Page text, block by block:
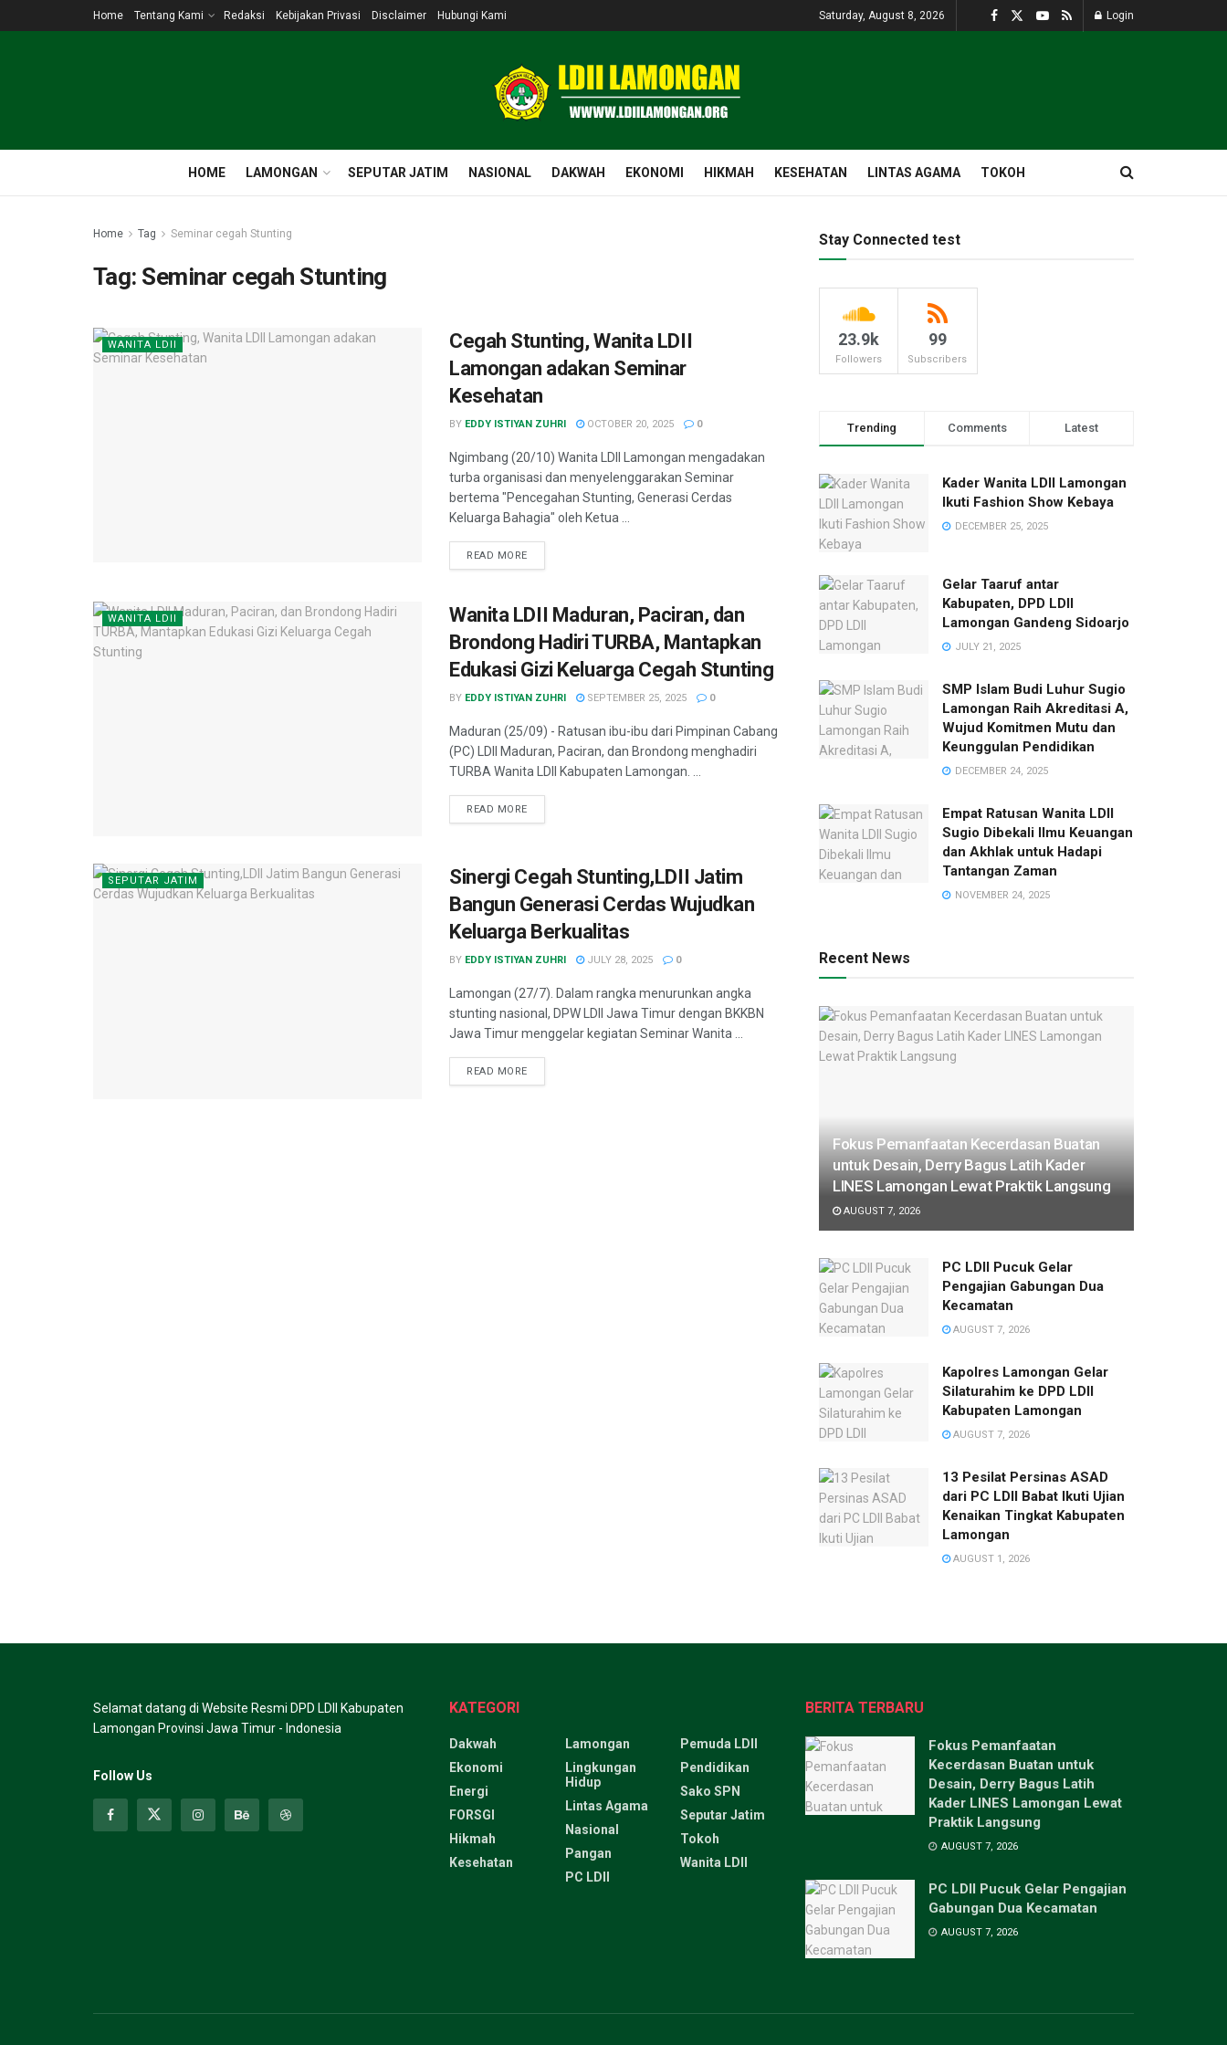
Home Tentang Kami Redaksi Kebijakan Privasi Disclaimer Hubungi Kami Saturday, August 8, 2026 Login
HOME LAMONGAN SEPUTAR JATIM NASIONAL DAKWAH EKONOMI HIKMAH KESEHATAN LINTAS AGAMA TOKOH
Home Tag Seminar cegah Stunting
Tag: Seminar cegah Stunting
WANITA LDII
Cegah Stunting, Wanita LDII
Lamongan adakan Seminar
Kesehatan
BY EDDY ISTIYAN ZUHRI OCTOBER 20, 2025 0
Ngimbang (20/10) Wanita LDII Lamongan mengadakan
turba organisasi dan menyelenggarakan Seminar
bertema "Pencegahan Stunting, Generasi Cerdas
Keluarga Bahagia" oleh Ketua ...
READ MORE
WANITA LDII
Wanita LDII Maduran, Paciran, dan
Brondong Hadiri TURBA, Mantapkan
Edukasi Gizi Keluarga Cegah Stunting
BY EDDY ISTIYAN ZUHRI SEPTEMBER 25, 2025 0
Maduran (25/09) - Ratusan ibu-ibu dari Pimpinan Cabang
(PC) LDII Maduran, Paciran, dan Brondong menghadiri
TURBA Wanita LDII Kabupaten Lamongan. ...
READ MORE
SEPUTAR JATIM
Sinergi Cegah Stunting,LDII Jatim
Bangun Generasi Cerdas Wujudkan
Keluarga Berkualitas
BY EDDY ISTIYAN ZUHRI JULY 28, 2025 0
Lamongan (27/7). Dalam rangka menurunkan angka
stunting nasional, DPW LDII Jawa Timur dengan BKKBN
Jawa Timur menggelar kegiatan Seminar Wanita ...
READ MORE
Stay Connected test
23.9k
Followers
99
Subscribers
Trending Comments Latest
Kader Wanita LDII Lamongan
Ikuti Fashion Show Kebaya
DECEMBER 25, 2025
Gelar Taaruf antar
Kabupaten, DPD LDII
Lamongan Gandeng Sidoarjo
JULY 21, 2025
SMP Islam Budi Luhur Sugio
Lamongan Raih Akreditasi A,
Wujud Komitmen Mutu dan
Keunggulan Pendidikan
DECEMBER 24, 2025
Empat Ratusan Wanita LDII
Sugio Dibekali Ilmu Keuangan
dan Akhlak untuk Hadapi
Tantangan Zaman
NOVEMBER 24, 2025
Recent News
Fokus Pemanfaatan Kecerdasan Buatan
untuk Desain, Derry Bagus Latih Kader
LINES Lamongan Lewat Praktik Langsung
AUGUST 7, 2026
PC LDII Pucuk Gelar
Pengajian Gabungan Dua
Kecamatan
AUGUST 7, 2026
Kapolres Lamongan Gelar
Silaturahim ke DPD LDII
Kabupaten Lamongan
AUGUST 7, 2026
13 Pesilat Persinas ASAD
dari PC LDII Babat Ikuti Ujian
Kenaikan Tingkat Kabupaten
Lamongan
AUGUST 1, 2026
Selamat datang di Website Resmi DPD LDII Kabupaten
Lamongan Provinsi Jawa Timur - Indonesia
Follow Us
KATEGORI
Dakwah
Ekonomi
Energi
FORSGI
Hikmah
Kesehatan
Lamongan
Lingkungan
Hidup
Lintas Agama
Nasional
Pangan
PC LDII
Pemuda LDII
Pendidikan
Sako SPN
Seputar Jatim
Tokoh
Wanita LDII
BERITA TERBARU
Fokus Pemanfaatan
Kecerdasan Buatan untuk
Desain, Derry Bagus Latih
Kader LINES Lamongan Lewat
Praktik Langsung
AUGUST 7, 2026
PC LDII Pucuk Gelar Pengajian
Gabungan Dua Kecamatan
AUGUST 7, 2026